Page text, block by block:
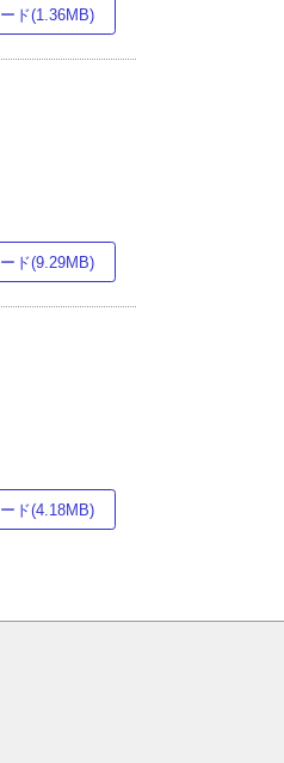
ド(1.36MB)
ド(9.29MB)
ド(4.18MB)